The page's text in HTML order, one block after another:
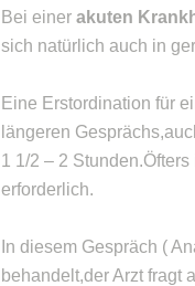
Bei einer akuten
sich natürlich auch in
Eine Erstordination für
längeren
1 1/2 – 2
erforderlich.
In diesem Gespräch (
behandelt,der Arzt fragt